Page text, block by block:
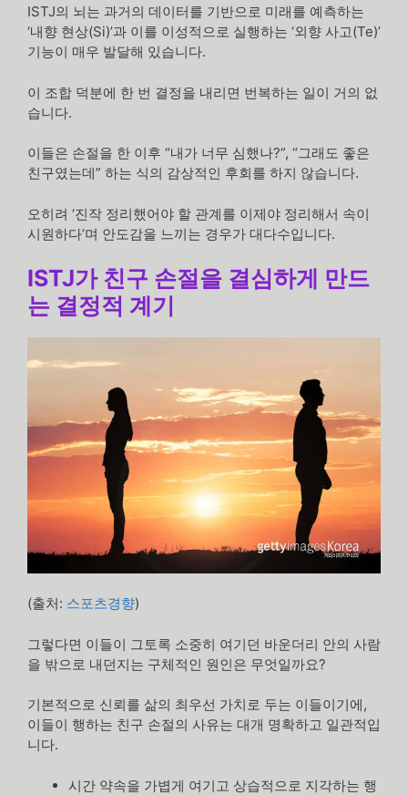
ISTJ의 뇌는 과거의 데이터를 기반으로 미래를 예측하는
‘내향 현상(Si)’과 이를 이성적으로 실행하는 ‘외향 사고(Te)’
기능이 매우 발달해 있습니다.
이 조합 덕분에 한 번 결정을 내리면 번복하는 일이 거의 없
습니다.
이들은 손절을 한 이후 “내가 너무 심했나?”, “그래도 좋은
친구였는데” 하는 식의 감상적인 후회를 하지 않습니다.
오히려 ‘진작 정리했어야 할 관계를 이제야 정리해서 속이
시원하다’며 안도감을 느끼는 경우가 대다수입니다.
ISTJ가 친구 손절을 결심하게 만드
는 결정적 계기
(출처: 스포츠경향)
그렇다면 이들이 그토록 소중히 여기던 바운더리 안의 사람
을 밖으로 내던지는 구체적인 원인은 무엇일까요?
기본적으로 신뢰를 삶의 최우선 가치로 두는 이들이기에,
이들이 행하는 친구 손절의 사유는 대개 명확하고 일관적입
니다.
시간 약속을 가볍게 여기고 상습적으로 지각하는 행